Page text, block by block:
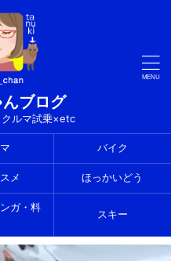
ブログ
ルマ試乗×etc
バイク
メ ほっかいどう
ガ・料
スキー